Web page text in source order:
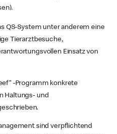
QS-System unter anderem eine
Tierarztbesuche,
Einsatz von
-Programm konkrete
Haltungs- und
sind verpflichtend